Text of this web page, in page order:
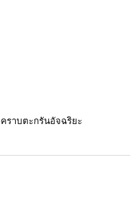
ราบตะกรันอัจฉริยะ